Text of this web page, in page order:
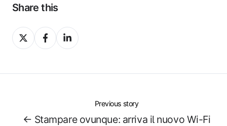
Share this
Share
on
Share
on
Share
on
Previous story
← Stampare ovunque: arriva il nuovo Wi-Fi